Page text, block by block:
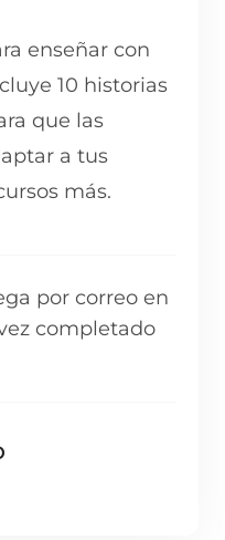
enseñar con
10 historias
que las
a tus
más.
por correo en
completado